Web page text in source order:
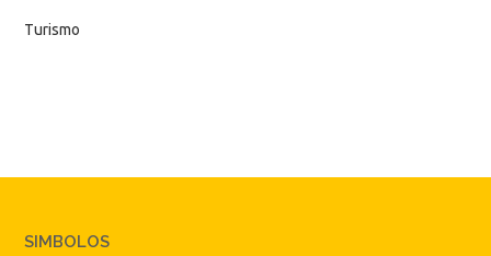
Turismo
SIMBOLOS